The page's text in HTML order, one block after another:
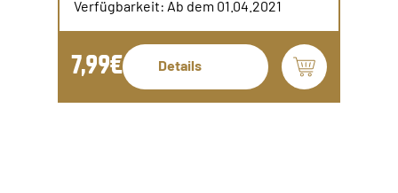
Verfügbarkeit: Ab dem 01.04.2021
7,99€ Details